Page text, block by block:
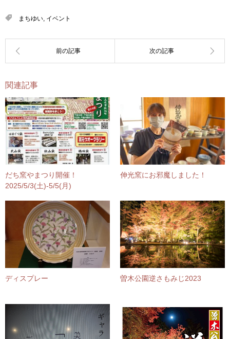
まちゆい イベント
関連記事
だち窯やまつり開催！
2025/5/3(土)-5/5(月)
伸光窯にお邪魔しました！
ディスプレー 曽木公園逆さもみじ2023